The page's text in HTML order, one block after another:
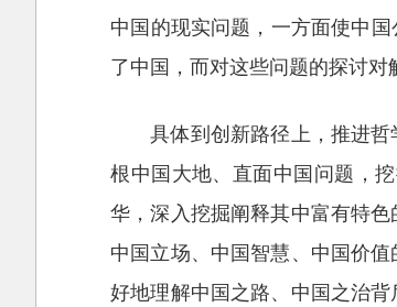
中国的现实问题，一方面使中
了中国，而对这些问题的探讨对
具体到创新路径上，推进
根中国大地、直面中国问题，
华，深入挖掘阐释其中富有特
中国立场、中国智慧、中国价
好地理解中国之路、中国之治